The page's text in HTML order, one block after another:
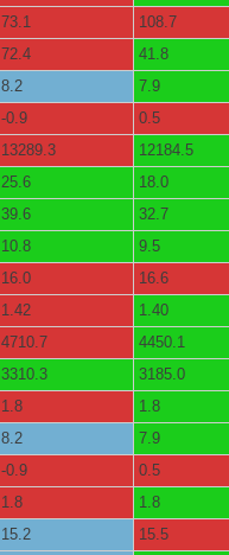
73.1 108.7
72.4 41.8
8.2 7.9
-0.9 0.5
13289.3 12184.5
25.6 18.0
39.6 32.7
10.8 9.5
16.0 16.6
1.42 1.40
4710.7 4450.1
3310.3 3185.0
1.8 1.8
8.2 7.9
-0.9 0.5
1.8 1.8
15.2 15.5